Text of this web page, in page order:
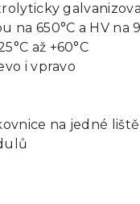
na 650°C a HV na
až +60°C
i vpravo
na jedné liště